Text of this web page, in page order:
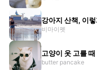
강아지 산책, 이
비마이펫
고양이 옷 고를
butter pancake